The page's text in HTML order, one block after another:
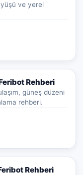
ve yerel
Rehberi
güneş düzeni
rehberi.
Rehberi